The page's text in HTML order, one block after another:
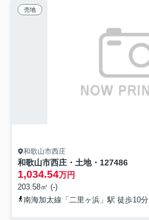
売地
和歌山市西庄
和歌山市西庄・土地・127486
1,034.54万円
203.58㎡ (-)
南海加太線「二里ヶ浜」駅 徒歩10分